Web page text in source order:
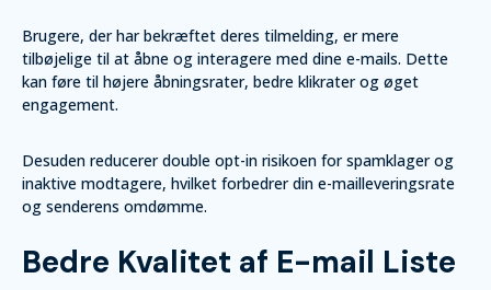
Brugere, der har bekræftet deres tilmelding, er mere
tilbøjelige til at åbne og interagere med dine e-mails. Dette
kan føre til højere åbningsrater, bedre klikrater og øget
engagement.
Desuden reducerer double opt-in risikoen for spamklager og
inaktive modtagere, hvilket forbedrer din e-mailleveringsrate
og senderens omdømme.
Bedre Kvalitet af E-mail Liste